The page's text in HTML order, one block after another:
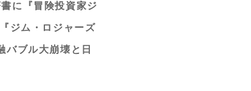
に『冒険投資家ジ
ジム・ロジャーズ
ブル大崩壊と日